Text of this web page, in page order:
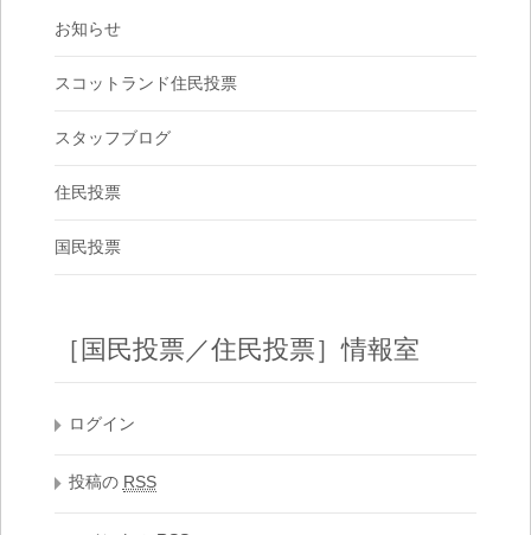
お知らせ
スコットランド住民投票
スタッフブログ
住民投票
国民投票
［国民投票／住民投票］情報室
ログイン
投稿の RSS